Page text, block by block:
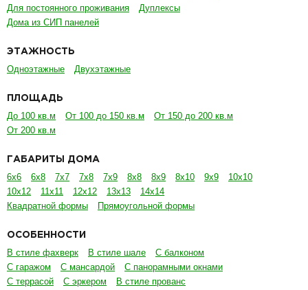
Для постоянного проживания
Дуплексы
Дома из СИП панелей
ЭТАЖНОСТЬ
Одноэтажные Двухэтажные
ПЛОЩАДЬ
До 100 кв.м От 100 до 150 кв.м
От 150 до 200 кв.м
От 200 кв.м
ГАБАРИТЫ ДОМА
6х6 6х8 7х7 7х8 7х9 8х8 8х9 8х10 9х9
10х10
10х12
11х11 12х12 13х13
14х14
Квадратной формы
Прямоугольной формы
ОСОБЕННОСТИ
В стиле фахверк В стиле шале
С балконом
С гаражом
С мансардой
С панорамными окнами
С террасой
С эркером
В стиле прованс